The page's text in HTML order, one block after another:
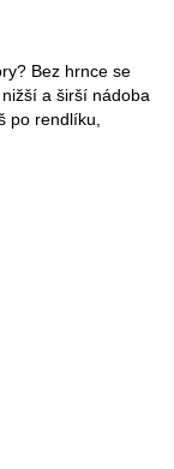
Bez hrnce se
a širší nádoba
po rendlíku,